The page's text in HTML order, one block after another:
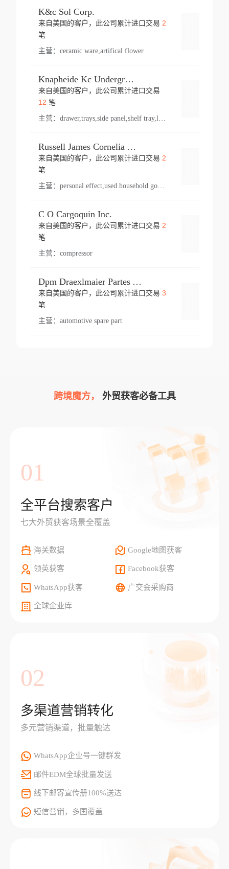
K&c Sol Corp.
来自美国的客户，此公司累计进口交易 2
笔
主营： ceramic ware,artifical flower
Knapheide Kc Underground
来自美国的客户，此公司累计进口交易
12 笔
主营：
Russell James Cornelia Arlington Va
来自美国的客户，此公司累计进口交易 2
笔
主营： personal effect,used household goods
C O Cargoquin Inc.
来自美国的客户，此公司累计进口交易 2
笔
主营： compressor
Dpm Draexlmaier Partes Automotrices Corr Ind Huejotzingo
来自美国的客户，此公司累计进口交易 3
笔
主营： automotive spare part
跨境魔方， 外贸获客必备工具
01
全平台搜索客户
七大外贸获客场景全覆盖
海关数据 Google地图获客
领英获客 Facebook获客
WhatsApp获客 广交会采购商
全球企业库
02
多渠道营销转化
多元营销渠道，批量触达
WhatsApp企业号一键群发
邮件EDM全球批量发送
线下邮寄宣传册100%送达
短信营销，多国覆盖